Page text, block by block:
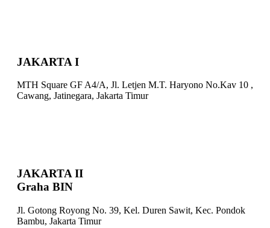
JAKARTA I
MTH Square GF A4/A, Jl. Letjen M.T. Haryono No.Kav 10 ,
Cawang, Jatinegara, Jakarta Timur
JAKARTA II
Graha BIN
Jl. Gotong Royong No. 39, Kel. Duren Sawit, Kec. Pondok
Bambu, Jakarta Timur